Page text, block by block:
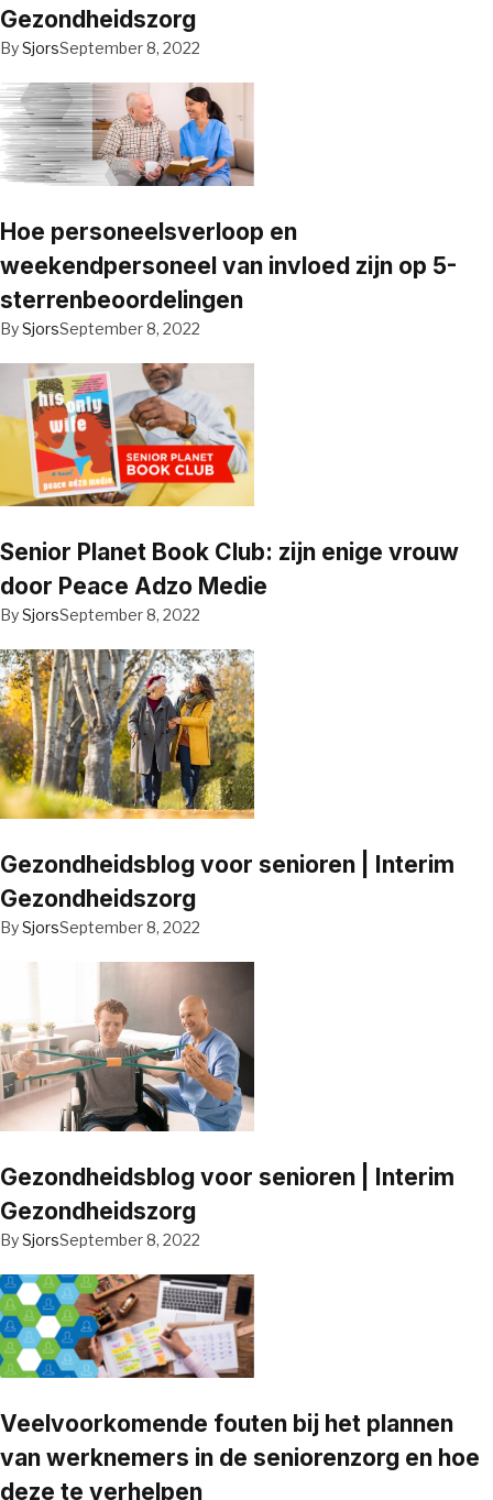
Gezondheidszorg
BySjorsSeptember 8, 2022
Hoe personeelsverloop en
weekendpersoneel van invloed zijn op 5-
sterrenbeoordelingen
BySjorsSeptember 8, 2022
Senior Planet Book Club: zijn enige vrouw
door Peace Adzo Medie
BySjorsSeptember 8, 2022
Gezondheidsblog voor senioren | Interim
Gezondheidszorg
BySjorsSeptember 8, 2022
Gezondheidsblog voor senioren | Interim
Gezondheidszorg
BySjorsSeptember 8, 2022
Veelvoorkomende fouten bij het plannen
van werknemers in de seniorenzorg en hoe
deze te verhelpen